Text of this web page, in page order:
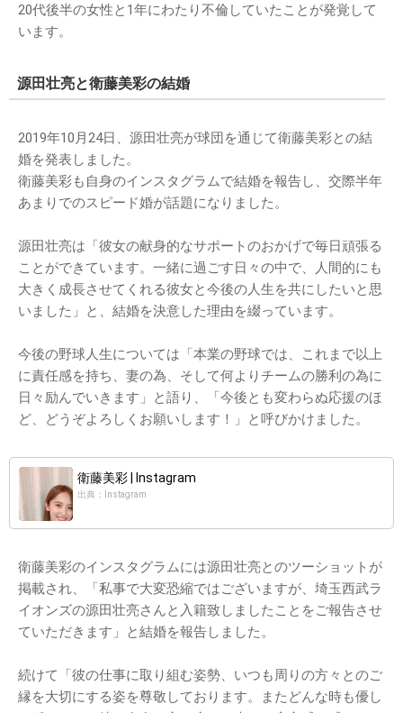
20代後半の女性と1年にわたり不倫していたことが発覚して
います。
源田壮亮と衛藤美彩の結婚
2019年10月24日、源田壮亮が球団を通じて衛藤美彩との結
婚を発表しました。
衛藤美彩も自身のインスタグラムで結婚を報告し、交際半年
あまりでのスピード婚が話題になりました。
源田壮亮は「彼女の献身的なサポートのおかげで毎日頑張る
ことができています。一緒に過ごす日々の中で、人間的にも
大きく成長させてくれる彼女と今後の人生を共にしたいと思
いました」と、結婚を決意した理由を綴っています。
今後の野球人生については「本業の野球では、これまで以上
に責任感を持ち、妻の為、そして何よりチームの勝利の為に
日々励んでいきます」と語り、「今後とも変わらぬ応援のほ
ど、どうぞよろしくお願いします！」と呼びかけました。
衛藤美彩 | Instagram
出典：Instagram
衛藤美彩のインスタグラムには源田壮亮とのツーショットが
掲載され、「私事で大変恐縮ではございますが、埼玉西武ラ
イオンズの源田壮亮さんと入籍致しましたことをご報告させ
ていただきます」と結婚を報告しました。
続けて「彼の仕事に取り組む姿勢、いつも周りの方々とのご
縁を大切にする姿を尊敬しております。またどんな時も優し